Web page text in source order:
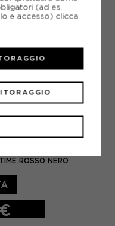
ROSSO NERO
(ad es.
e accesso) clicca